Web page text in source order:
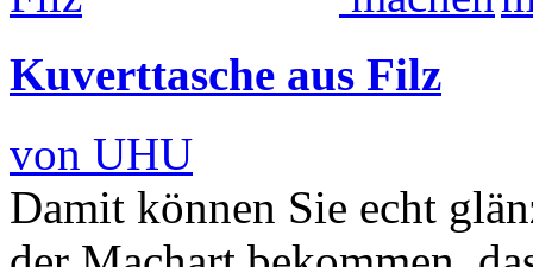
Kuverttasche aus Filz
von UHU
Damit können Sie echt